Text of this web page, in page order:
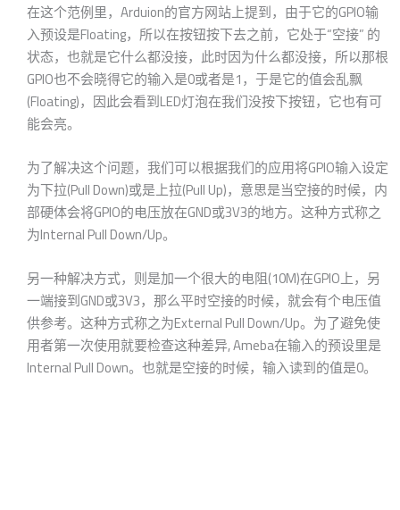
在这个范例里，Arduion的官方网站上提到，由于它的GPIO输
入预设是Floating，所以在按钮按下去之前，它处于“空接” 的
状态，也就是它什么都没接，此时因为什么都没接，所以那根
GPIO也不会晓得它的输入是0或者是1，于是它的值会乱飘
(Floating)，因此会看到LED灯泡在我们没按下按钮，它也有可
能会亮。
为了解决这个问题，我们可以根据我们的应用将GPIO输入设定
为下拉(Pull Down)或是上拉(Pull Up)，意思是当空接的时候，内
部硬体会将GPIO的电压放在GND或3V3的地方。这种方式称之
为Internal Pull Down/Up。
另一种解决方式，则是加一个很大的电阻(10M)在GPIO上，另
一端接到GND或3V3，那么平时空接的时候，就会有个电压值
供参考。这种方式称之为External Pull Down/Up。为了避免使
用者第一次使用就要检查这种差异, Ameba在输入的预设里是
Internal Pull Down。也就是空接的时候，输入读到的值是0。